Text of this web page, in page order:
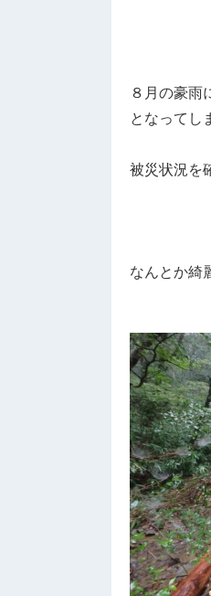
８月の豪雨
となってし
被災状況を
なんとか綺